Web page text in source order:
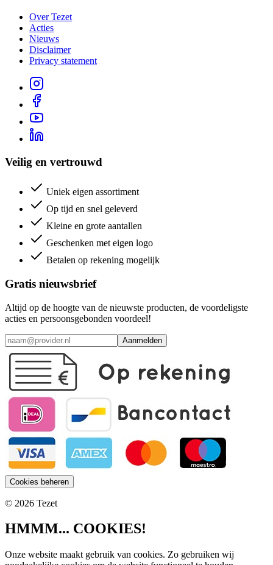
Over Tezet
Acties
Nieuws
Disclaimer
Privacy statement
Veilig en vertrouwd
Uniek eigen assortiment
Op tijd en snel geleverd
Kleine en grote aantallen
Geschenken met eigen logo
Betalen op rekening mogelijk
Gratis nieuwsbrief
Altijd op de hoogte van de nieuwste producten, de voordeligste
acties en persoonsgebonden voordeel!
Aanmelden
Cookies beheren
© 2026 Tezet
HMMM... COOKIES!
Onze website maakt gebruik van cookies. Zo gebruiken wij